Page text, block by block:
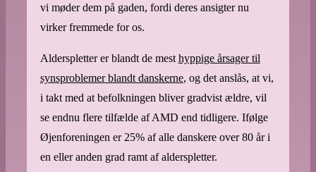
vi møder dem på gaden, fordi deres ansigter nu
virker fremmede for os.
Alderspletter er blandt de mest hyppige årsager til
synsproblemer blandt danskerne, og det anslås, at vi,
i takt med at befolkningen bliver gradvist ældre, vil
se endnu flere tilfælde af AMD end tidligere. Ifølge
Øjenforeningen er 25% af alle danskere over 80 år i
en eller anden grad ramt af alderspletter.